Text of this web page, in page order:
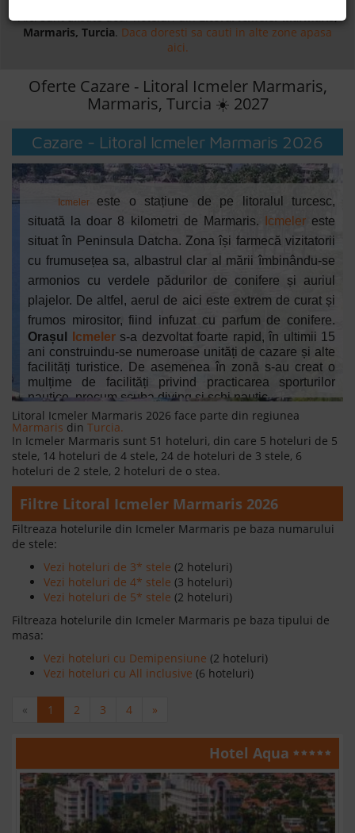
Aici sunt afisate doar hoteluri dinLitoral Icmeler Marmaris,
Marmaris, Turcia. Daca doresti sa cauti in alte zone apasa
aici.
Oferte Cazare - Litoral Icmeler Marmaris,
Marmaris, Turcia ☀️ 2027
Cazare - Litoral Icmeler Marmaris 2026
Icmeler
este o stațiune de pe litoralul turcesc,
situată la doar 8 kilometri de Marmaris.
Icmelereste
situat în Peninsula Datcha. Zona își farmecă vizitatorii
cu frumusețea sa, albastrul clar al mării îmbinându-se
armonios cu verdele pădurilor de conifere și auriul
plajelor. De altfel, aerul de aici este extrem de curat și
frumos mirositor, fiind infuzat cu parfum de conifere.
Orașul
Icmeler s-a dezvoltat foarte rapid, în ultimii 15
ani construindu-se numeroase unități de cazare și alte
facilități turistice. De asemenea în zonă s-au creat o
mulțime de facilități privind practicarea sporturilor
nautice, precum scuba diving și schi nautic.
Citeste mai mult
Litoral Icmeler Marmaris 2026 face parte din regiunea
Marmaris din Turcia.
In Icmeler Marmaris sunt 51 hoteluri, din care 5 hoteluri de 5
stele, 14 hoteluri de 4 stele, 24 de hoteluri de 3 stele, 6
hoteluri de 2 stele, 2 hoteluri de o stea.
Filtre Litoral Icmeler Marmaris 2026
Filtreaza hotelurile din Icmeler Marmaris pe baza numarului
de stele:
Vezi hoteluri de 3* stele (2 hoteluri)
Vezi hoteluri de 4* stele (3 hoteluri)
Vezi hoteluri de 5* stele (2 hoteluri)
Filtreaza hotelurile din Icmeler Marmaris pe baza tipului de
masa:
Vezi hoteluri cu Demipensiune (2 hoteluri)
Vezi hoteluri cu All inclusive (6 hoteluri)
« 1 2 3 4 »
Hotel Aqua